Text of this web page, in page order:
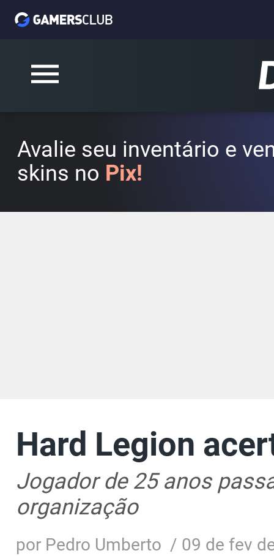
Avalie seu inventário e
skins no Pix!
Hard Legion
Jogador de 25 anos
organização
por Pedro Umberto / 09 de fev